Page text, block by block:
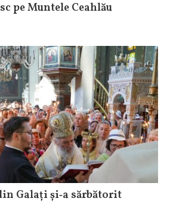
pe Muntele Ceahlău
Galați și‑a sărbătorit